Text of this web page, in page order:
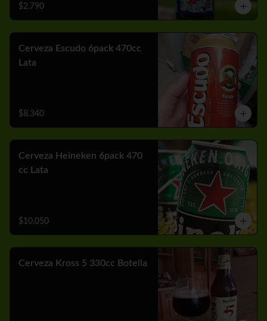
$2.790
Cerveza Escudo 6pack 470cc
Lata
$8.340
Cerveza Heineken 6pack 470
cc Lata
$10.050
Cerveza Kross 5 330cc Botella